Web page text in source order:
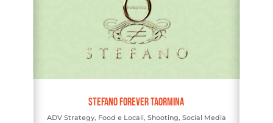
Stefano Forever Taormina
ADV Strategy, Food e Locali, Shooting, Social Media